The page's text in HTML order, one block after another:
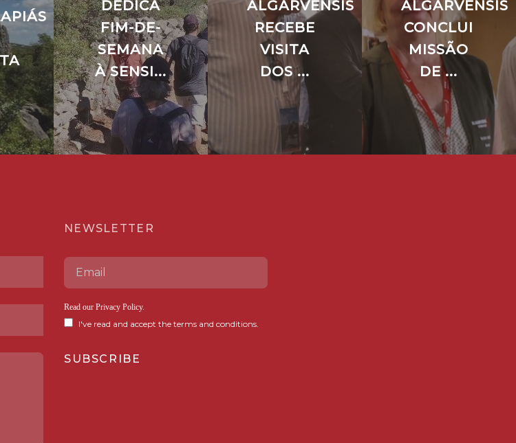
DEDICA
FIM-DE-
SEMANA
À SENSI...
ALGARVENSIS
RECEBE
VISITA
DOS ...
ALGARVENSIS
CONCLUI
MISSÃO
DE ...
NEWSLETTER
Read our Privacy Policy.
I've read and accept the terms and conditions.